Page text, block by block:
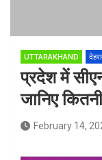
UTTARAKHAND
प्रदेश में
जानिए
February 14,